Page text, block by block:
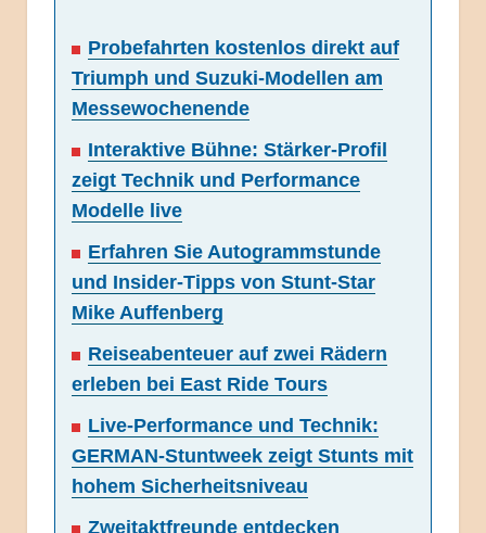
Probefahrten kostenlos direkt auf
Triumph und Suzuki-Modellen am
Messewochenende
Interaktive Bühne: Stärker-Profil
zeigt Technik und Performance
Modelle live
Erfahren Sie Autogrammstunde
und Insider-Tipps von Stunt-Star
Mike Auffenberg
Reiseabenteuer auf zwei Rädern
erleben bei East Ride Tours
Live-Performance und Technik:
GERMAN-Stuntweek zeigt Stunts mit
hohem Sicherheitsniveau
Zweitaktfreunde entdecken